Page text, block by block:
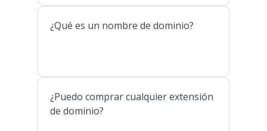
¿Qué es un nombre de dominio?
¿Puedo comprar cualquier extensión
de dominio?